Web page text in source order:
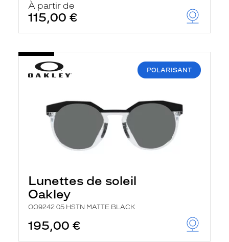
À partir de
115,00 €
POLARISANT
Lunettes de soleil
Oakley
OO9242 05 HSTN MATTE BLACK
195,00 €